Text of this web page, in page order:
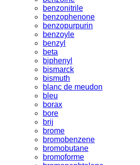
benzonitrile
benzophenone
benzopurpurin
benzoyle
benzyl
beta
biphenyl
bismarck
bismuth
blanc de meudon
bleu
borax
bore
brij
brome
bromobenzene
bromobutane
bromoforme